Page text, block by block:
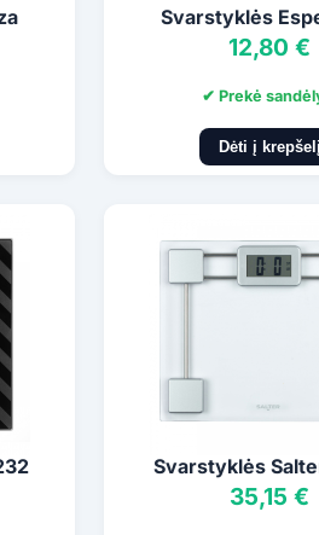
Svarstyklės
12,80 €
✔ Prekė
Dėti į krepšelį
Svarstyklės
35,15 €